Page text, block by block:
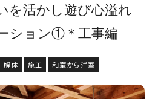
を活かし遊び心溢れ
ション①＊工事編
解体 施工 和室から洋室